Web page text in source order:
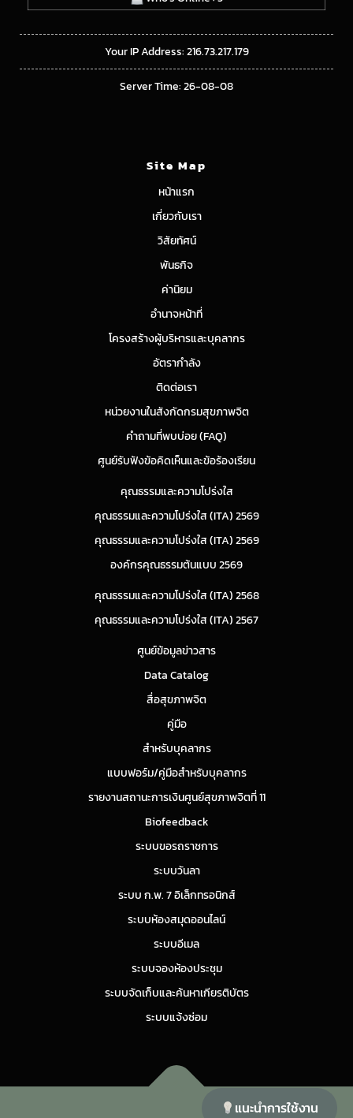
Your IP Address: 216.73.217.179
Server Time: 26-08-08
Site Map
หน้าแรก
เกี่ยวกับเรา
วิสัยทัศน์
พันธกิจ
ค่านิยม
อำนาจหน้าที่
โครงสร้างผู้บริหารและบุคลากร
อัตรากำลัง
ติดต่อเรา
หน่วยงานในสังกัดกรมสุขภาพจิต
คำถามที่พบบ่อย (FAQ)
ศูนย์รับฟังข้อคิดเห็นและข้อร้องเรียน
คุณธรรมและความโปร่งใส
คุณธรรมและความโปร่งใส (ITA) 2569
คุณธรรมและความโปร่งใส (ITA) 2569
องค์กรคุณธรรมต้นแบบ 2569
คุณธรรมและความโปร่งใส (ITA) 2568
คุณธรรมและความโปร่งใส (ITA) 2567
ศูนย์ข้อมูลข่าวสาร
Data Catalog
สื่อสุขภาพจิต
คู่มือ
สำหรับบุคลากร
แบบฟอร์ม/คู่มือสำหรับบุคลากร
รายงานสถานะการเงินศูนย์สุขภาพจิตที่ 11
Biofeedback
ระบบขอรถราชการ
ระบบวันลา
ระบบ ก.พ. 7 อิเล็กทรอนิกส์
ระบบห้องสมุดออนไลน์
ระบบอีเมล
ระบบจองห้องประชุม
ระบบจัดเก็บและค้นหาเกียรติบัตร
ระบบแจ้งซ่อม
แนะนำการใช้งาน